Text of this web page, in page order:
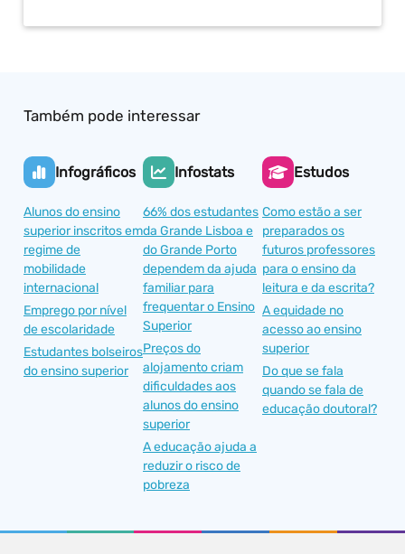
Também pode interessar
Infográficos
Alunos do ensino
superior inscritos em
regime de
mobilidade
internacional
Emprego por nível
de escolaridade
Estudantes bolseiros
do ensino superior
Infostats
66% dos estudantes
da Grande Lisboa e
do Grande Porto
dependem da ajuda
familiar para
frequentar o Ensino
Superior
Preços do
alojamento criam
dificuldades aos
alunos do ensino
superior
A educação ajuda a
reduzir o risco de
pobreza
Estudos
Como estão a ser
preparados os
futuros professores
para o ensino da
leitura e da escrita?
A equidade no
acesso ao ensino
superior
Do que se fala
quando se fala de
educação doutoral?